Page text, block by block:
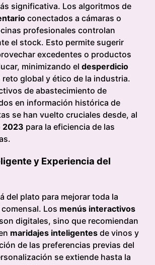
significativa. Los algoritmos de
conectados a cámaras o
profesionales controlan
el stock. Esto permite sugerir
excedentes o productos
minimizando el desperdicio
reto global y ético de la industria.
de abastecimiento de
en información histórica de
se han vuelto cruciales desde, al
2023 para la eficiencia de las
y Experiencia del
del plato para mejorar toda la
Los menús interactivos
digitales, sino que recomiendan
maridajes inteligentes de vinos y
de las preferencias previas del
se extiende hasta la